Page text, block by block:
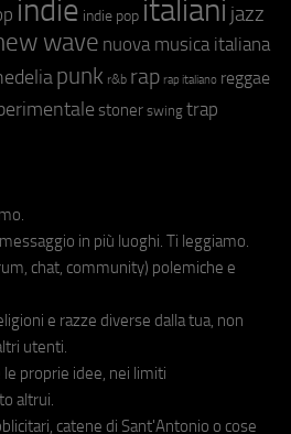
indie indie pop italiani jazz
wave nuova musica italiana
punk r&b rap rap italiano reggae
stoner swing trap
in più luoghi. Ti leggiamo.
chat, community) polemiche e
e razze diverse dalla tua, non
utenti.
proprie idee, nei limiti
altrui.
catene di Sant'Antonio o cose